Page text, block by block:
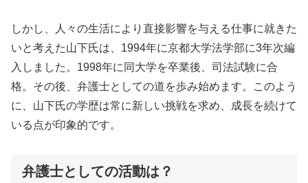
しかし、人々の生活により直接影響を与える仕事に就きた
いと考えた山下氏は、1994年に京都大学法学部に3年次編
入しました。1998年に同大学を卒業後、司法試験に合
格。その後、弁護士としての道を歩み始めます。このよう
に、山下氏の学歴は常に新しい挑戦を求め、成長を続けて
いる点が印象的です。
弁護士としての活動は？